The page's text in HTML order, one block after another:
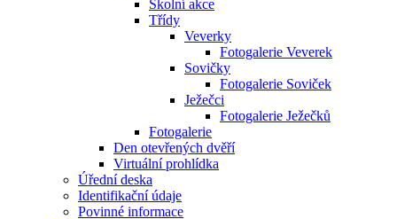
Školní akce
Třídy
Veverky
Fotogalerie Veverek
Sovičky
Fotogalerie Soviček
Ježečci
Fotogalerie Ježečků
Fotogalerie
Den otevřených dvěří
Virtuální prohlídka
Úřední deska
Identifikační údaje
Povinné informace